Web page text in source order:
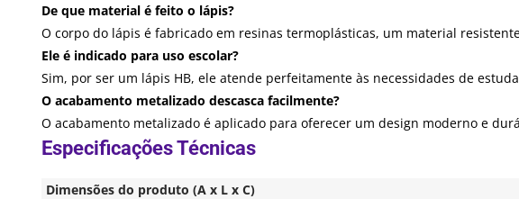
De que material é feito o lápis?
O corpo do lápis é fabricado em resinas termoplásticas, um material
Ele é indicado para uso escolar?
Sim, por ser um lápis HB, ele atende perfeitamente às necessidades de
O acabamento metalizado descasca facilmente?
O acabamento metalizado é aplicado para oferecer um design moderno e
Dimensões do produto (A x L x C)